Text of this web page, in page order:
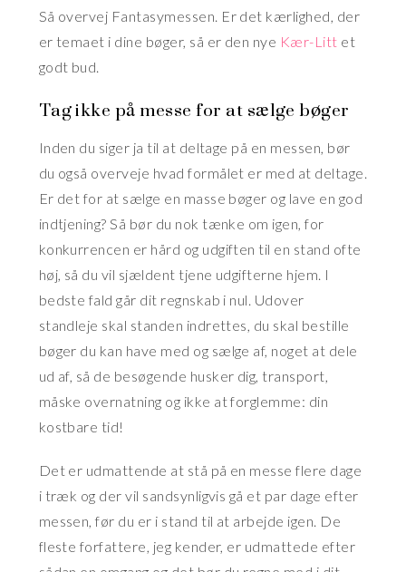
Så overvej Fantasymessen. Er det kærlighed, der
er temaet i dine bøger, så er den nye Kær-Litt et
godt bud.
Tag ikke på messe for at sælge bøger
Inden du siger ja til at deltage på en messen, bør
du også overveje hvad formålet er med at deltage.
Er det for at sælge en masse bøger og lave en god
indtjening? Så bør du nok tænke om igen, for
konkurrencen er hård og udgiften til en stand ofte
høj, så du vil sjældent tjene udgifterne hjem. I
bedste fald går dit regnskab i nul. Udover
standleje skal standen indrettes, du skal bestille
bøger du kan have med og sælge af, noget at dele
ud af, så de besøgende husker dig, transport,
måske overnatning og ikke at forglemme: din
kostbare tid!
Det er udmattende at stå på en messe flere dage
i træk og der vil sandsynligvis gå et par dage efter
messen, før du er i stand til at arbejde igen. De
fleste forfattere, jeg kender, er udmattede efter